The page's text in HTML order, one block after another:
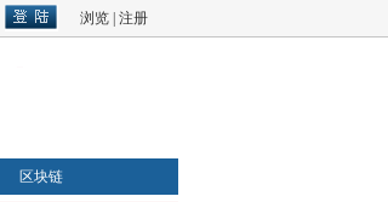
浏览 注册
区块链